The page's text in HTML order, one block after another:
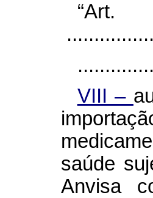
VIII –
saúde
Anvisa